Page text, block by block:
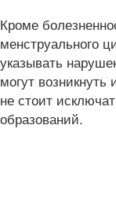
Кроме
менструального
указывать
могут
не стоит
образований.